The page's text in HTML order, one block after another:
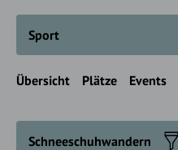
Sport
Übersicht Plätze Events
Schneeschuhwandern